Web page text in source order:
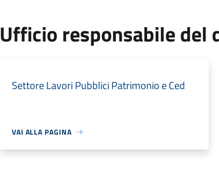
Ufficio responsabile del
Settore Lavori Pubblici Patrimonio e Ced
VAI ALLA PAGINA